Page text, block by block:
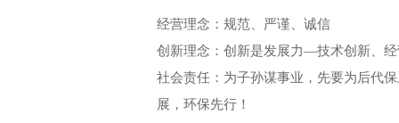
经营理念：规范、严谨、诚信
创新理念：创新是发展力—技术创新、
社会责任：为子孙谋事业，先要为后代
展，环保先行！